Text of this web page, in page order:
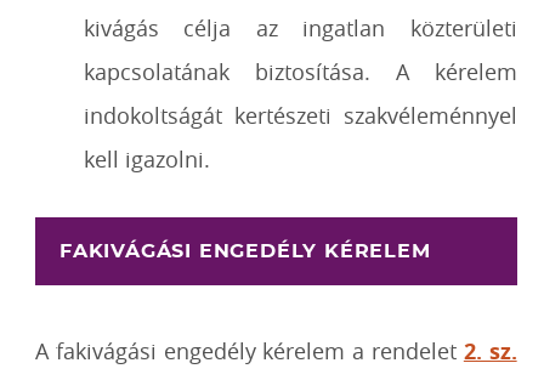
kivágás célja az ingatlan
közterületi
kapcsolatának biztosítása. A kérelem
indokoltságát kertészeti szakvéleménnyel
kell igazolni.
FAKIVÁGÁSI ENGEDÉLY KÉRELEM
A fakivágási engedély kérelem a rendelet 2. sz.